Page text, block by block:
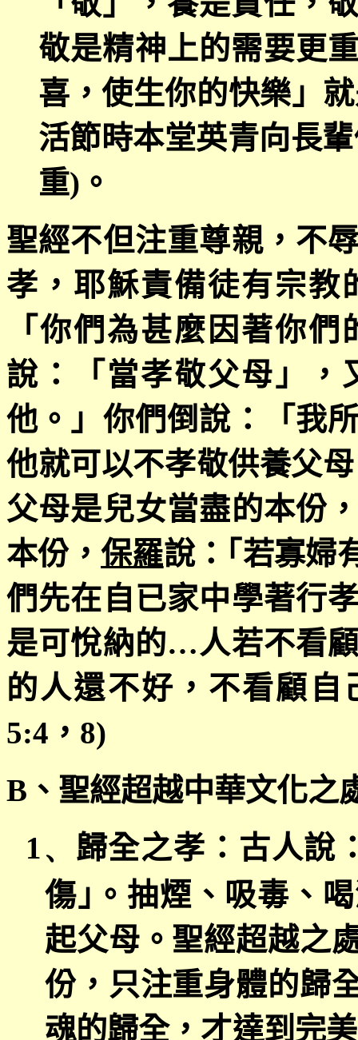
敬是精神上的需要更
喜，使生你的快樂」
活節時本堂英青向長
重) 。
聖經不但注重尊親，不
孝，耶穌責備徒有宗教
「你們為甚麼因著你們
說：「當孝敬父母」，
他。」你們倒說：「我
他就可以不孝敬供養父
父母是兒女當盡的本份
本份， 保羅說：｢若寡婦
們先在自已家中學著行
是可悅納的…人若不看
的人還不好，不看顧
5:4 ， 8)
B 、聖經超越中華文化之
1、 歸全之孝：古人說
傷｣。抽煙、吸毒、
起父母。聖經超越之
份，只注重身體的歸
魂的歸全，才達到完